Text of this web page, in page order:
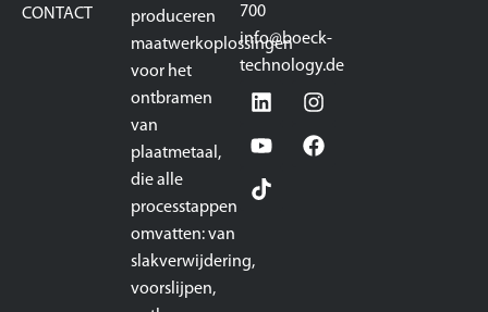
CONTACT
produceren
maatwerkoplossingen
voor het
ontbramen
van
plaatmetaal,
die alle
processtappen
omvatten: van
slakverwijdering,
voorslijpen,
700
info@boeck-
technology.de